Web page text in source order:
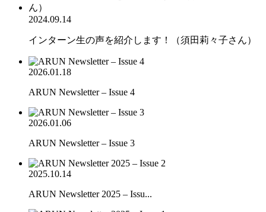
2024.09.14
インターン生の声を紹介します！（須田莉々子さん）
2026.01.18
ARUN Newsletter – Issue 4
2026.01.06
ARUN Newsletter – Issue 3
2025.10.14
ARUN Newsletter 2025 – Issu...